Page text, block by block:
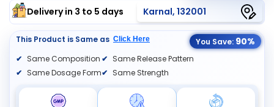
Delivery in 3 to 5 days Karnal, 132001
This Product is Same as Click Here You Save: 90%
Same Composition
Same Dosage Form
Same Release Pattern
Same Strength